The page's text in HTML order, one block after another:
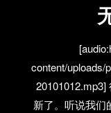
content/uploads/
新了。听说我们